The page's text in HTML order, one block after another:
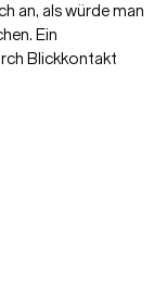
an, als würde man
Ein
Blickkontakt